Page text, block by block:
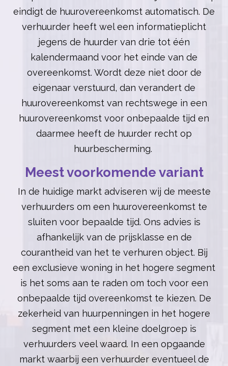
eindigt de huurovereenkomst automatisch. De
verhuurder heeft wel een informatieplicht
jegens de huurder van drie tot één
kalendermaand voor het einde van de
overeenkomst. Wordt deze niet door de
eigenaar verstuurd, dan verandert de
huurovereenkomst van rechtswege in een
huurovereenkomst voor onbepaalde tijd en
daarmee heeft de huurder recht op
huurbescherming.
Meest voorkomende variant
In de huidige markt adviseren wij de meeste
verhuurders om een huurovereenkomst te
sluiten voor bepaalde tijd. Ons advies is
afhankelijk van de prijsklasse en de
courantheid van het te verhuren object. Bij
een exclusieve woning in het hogere segment
is het soms aan te raden om toch voor een
onbepaalde tijd overeenkomst te kiezen. De
zekerheid van huurpenningen in het hogere
segment met een kleine doelgroep is
verhuurders veel waard. In een opgaande
markt waarbij een verhuurder eventueel de